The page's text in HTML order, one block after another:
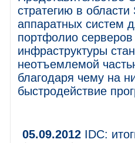
стратегию в
аппаратных систем
портфолио
инфраструктуры
неотъемлемой
благодаря чему на
быстродействие
05.09.2012 IDC: